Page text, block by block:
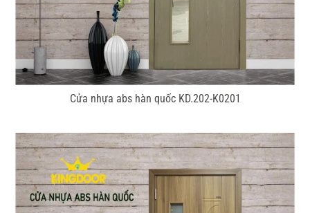
Cửa nhựa abs hàn quốc KD.202-K0201